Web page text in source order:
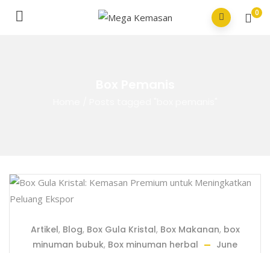
0
Artikel, Blog, Box Gula Kristal, Box Makanan, box
minuman bubuk, Box minuman herbal
June